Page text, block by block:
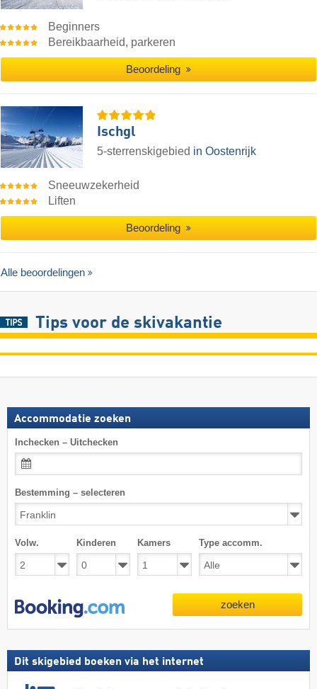
Beginners
Bereikbaarheid, parkeren
Beoordeling
Ischgl
5-sterrenskigebied in Oostenrijk
Sneeuwzekerheid
Liften
Beoordeling
Alle beoordelingen
Tips voor de skivakantie
Accommodatie zoeken
Inchecken – Uitchecken
Bestemming – selecteren
Volw. Kinderen Kamers Type accomm.
zoeken
Dit skigebied boeken via het internet